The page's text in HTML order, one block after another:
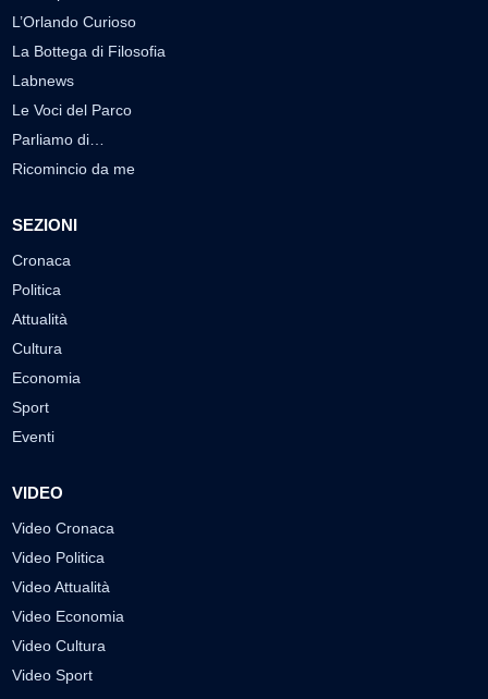
L’Orlando Curioso
La Bottega di Filosofia
Labnews
Le Voci del Parco
Parliamo di…
Ricomincio da me
SEZIONI
Cronaca
Politica
Attualità
Cultura
Economia
Sport
Eventi
VIDEO
Video Cronaca
Video Politica
Video Attualità
Video Economia
Video Cultura
Video Sport